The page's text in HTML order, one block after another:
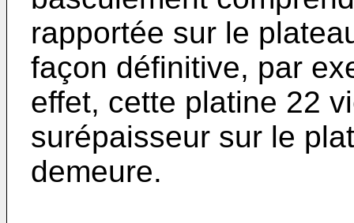
rapportée sur le
façon définitive, par
effet, cette platine 22
surépaisseur sur le
demeure.